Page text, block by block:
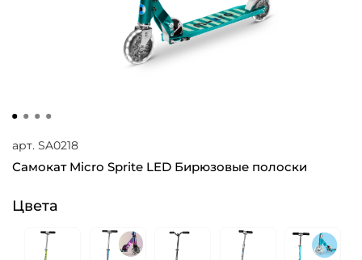
арт. SA0218
Самокат Micro Sprite LED Бирюзовые полоски
Цвета